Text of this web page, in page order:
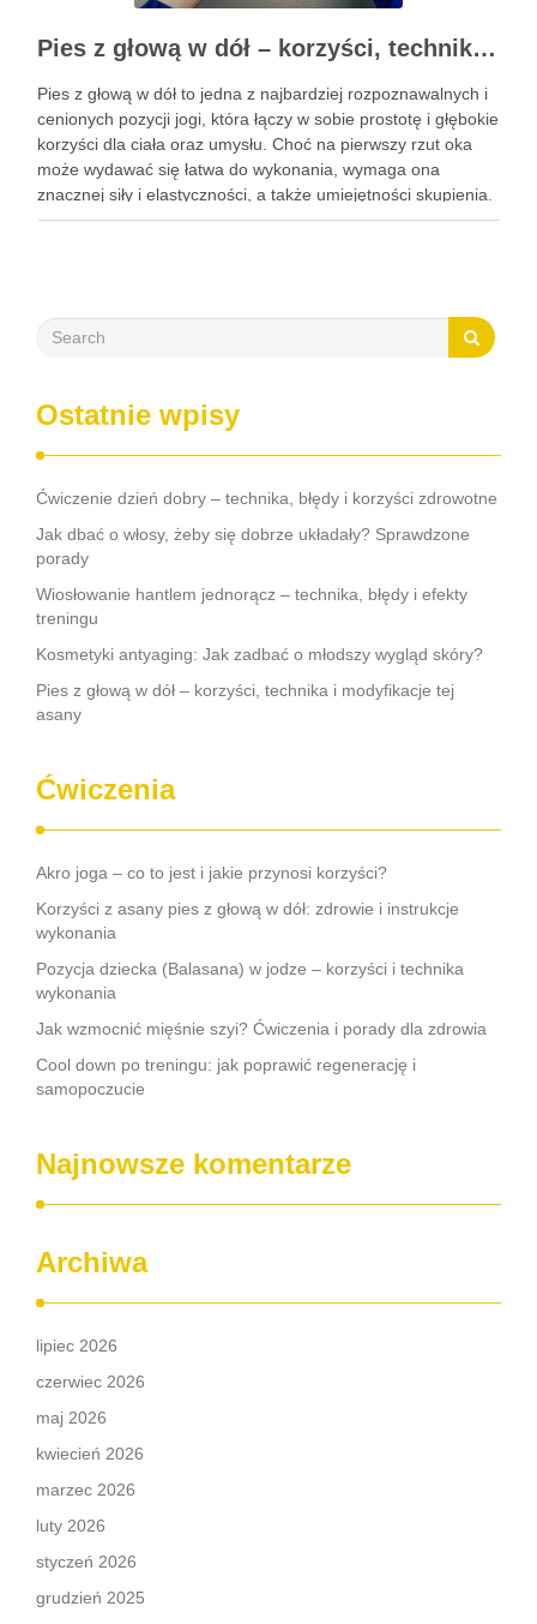
Pies z głową w dół – korzyści, technika i modyfikacje tej asany
Pies z głową w dół to jedna z najbardziej rozpoznawalnych i
cenionych pozycji jogi, która łączy w sobie prostotę i głębokie
korzyści dla ciała oraz umysłu. Choć na pierwszy rzut oka
może wydawać się łatwa do wykonania, wymaga ona
znacznej siły i elastyczności, a także umiejętności skupienia.
Regularna praktyka tej …
Ostatnie wpisy
Ćwiczenie dzień dobry – technika, błędy i korzyści zdrowotne
Jak dbać o włosy, żeby się dobrze układały? Sprawdzone
porady
Wiosłowanie hantlem jednorącz – technika, błędy i efekty
treningu
Kosmetyki antyaging: Jak zadbać o młodszy wygląd skóry?
Pies z głową w dół – korzyści, technika i modyfikacje tej
asany
Ćwiczenia
Akro joga – co to jest i jakie przynosi korzyści?
Korzyści z asany pies z głową w dół: zdrowie i instrukcje
wykonania
Pozycja dziecka (Balasana) w jodze – korzyści i technika
wykonania
Jak wzmocnić mięśnie szyi? Ćwiczenia i porady dla zdrowia
Cool down po treningu: jak poprawić regenerację i
samopoczucie
Najnowsze komentarze
Archiwa
lipiec 2026
czerwiec 2026
maj 2026
kwiecień 2026
marzec 2026
luty 2026
styczeń 2026
grudzień 2025